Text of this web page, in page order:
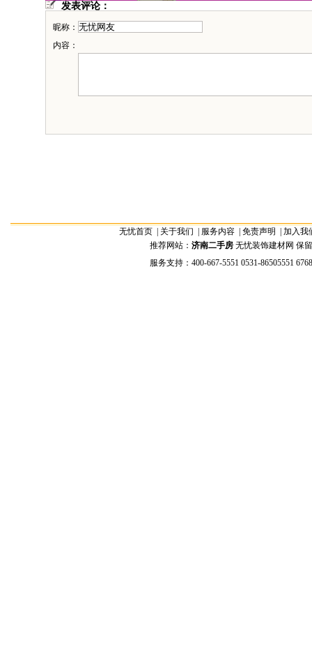
发表评论：
昵称：
内容：
无忧首页 关于我们 服务内容 免责声明
加入我
推荐网站： 济南二手房 无忧装饰建材网 保
服务支持：400-667-5551 0531-86505551